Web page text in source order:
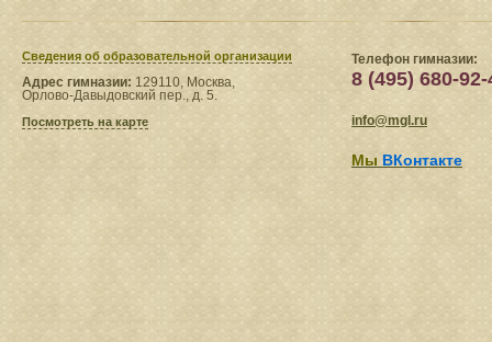
Сведения​ об образовательной организации
Адрес гимназии: 129110, Москва,
Орлово-Давыдовский пер., д. 5.
Посмотреть на карте
Телефон гимназии:
8 (495) 680-92-
info@mgl.ru
Мы ВКонтакте